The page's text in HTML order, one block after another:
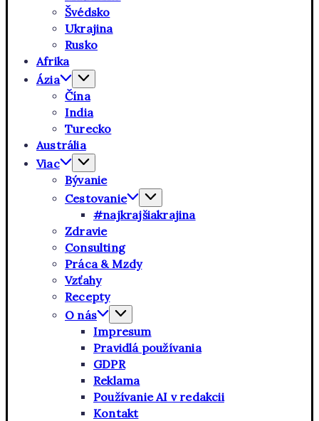
Švédsko
Ukrajina
Rusko
Afrika
Ázia
Čína
India
Turecko
Austrália
Viac
Bývanie
Cestovanie
#najkrajšiakrajina
Zdravie
Consulting
Práca & Mzdy
Vzťahy
Recepty
O nás
Impresum
Pravidlá používania
GDPR
Reklama
Používanie AI v redakcii
Kontakt